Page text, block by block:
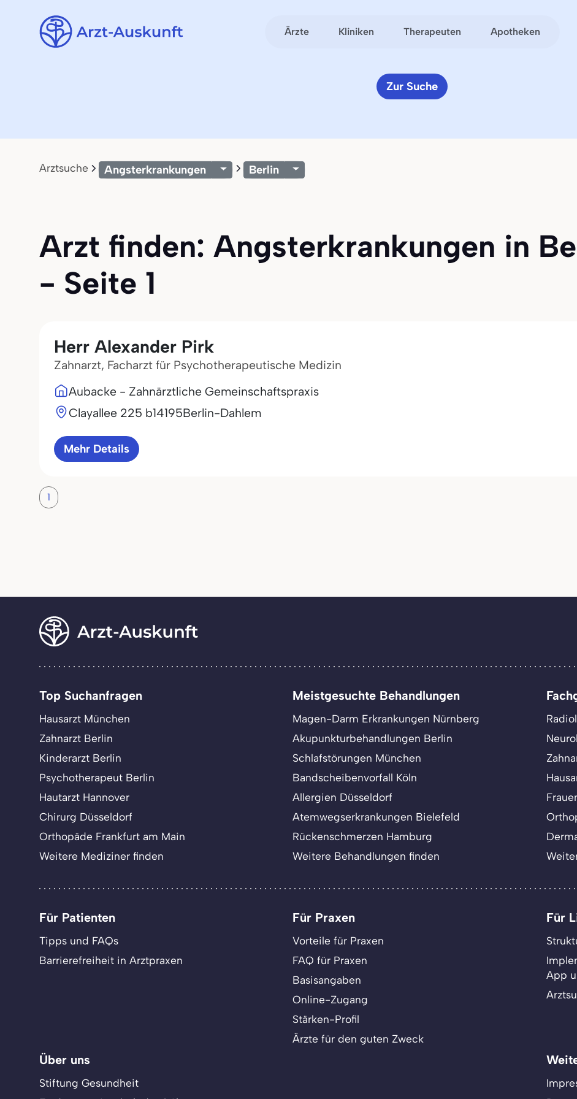
Ärzte Kliniken Therapeuten Apotheken
Zur Suche
Arztsuche Angsterkrankungen Berlin
Arzt finden: Angsterkrankungen in
- Seite 1
Herr Alexander Pirk
Zahnarzt, Facharzt für Psychotherapeutische Medizin
Aubacke - Zahnärztliche Gemeinschaftspraxis
Clayallee 225 b14195Berlin-Dahlem
Mehr Details
1
Top Suchanfragen
Hausarzt München
Zahnarzt Berlin
Kinderarzt Berlin
Psychotherapeut Berlin
Hautarzt Hannover
Chirurg Düsseldorf
Orthopäde Frankfurt am Main
Weitere Mediziner finden
Meistgesuchte Behandlungen
Magen-Darm Erkrankungen Nürnberg
Akupunkturbehandlungen Berlin
Schlafstörungen München
Bandscheibenvorfall Köln
Allergien Düsseldorf
Atemwegserkrankungen Bielefeld
Rückenschmerzen Hamburg
Weitere Behandlungen finden
Für Patienten
Tipps und FAQs
Barrierefreiheit in Arztpraxen
Für Praxen
Vorteile für Praxen
FAQ für Praxen
Basisangaben
Online-Zugang
Stärken-Profil
Ärzte für den guten Zweck
Für
App
Über uns
Stiftung Gesundheit